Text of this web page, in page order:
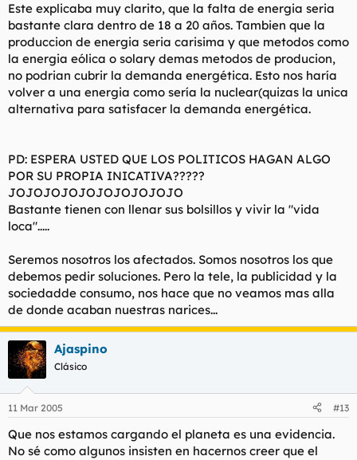
hidrogeno. Las centrales nucleares por placas solares y
molinos, y que sea rentable. PERO NO LO HACEN. NO ES
CULPA MIA.
Y ahora explica eso de ignorante.
En unos dias he pasado de Sabio de Hortaleza a ignorante. No
somos nadie!
Este explicaba muy clarito, que la falta de energia seria
bastante clara dentro de 18 a 20 años. Tambien que la
produccion de energia seria carisima y que metodos como
la energia eólica o solary demas metodos de producion,
no podrian cubrir la demanda energética. Esto nos haría
volver a una energia como sería la nuclear(quizas la unica
alternativa para satisfacer la demanda energética.
PD: ESPERA USTED QUE LOS POLITICOS HAGAN ALGO
POR SU PROPIA INICATIVA?????
JOJOJOJOJOJOJOJOJOJO
Bastante tienen con llenar sus bolsillos y vivir la "vida
loca".....
Seremos nosotros los afectados. Somos nosotros los que
debemos pedir soluciones. Pero la tele, la publicidad y la
sociedadde consumo, nos hace que no veamos mas alla
de donde acaban nuestras narices...
Ajaspino
Clásico
11 Mar 2005 #13
Que nos estamos cargando el planeta es una evidencia.
No sé como algunos insisten en hacernos creer que el